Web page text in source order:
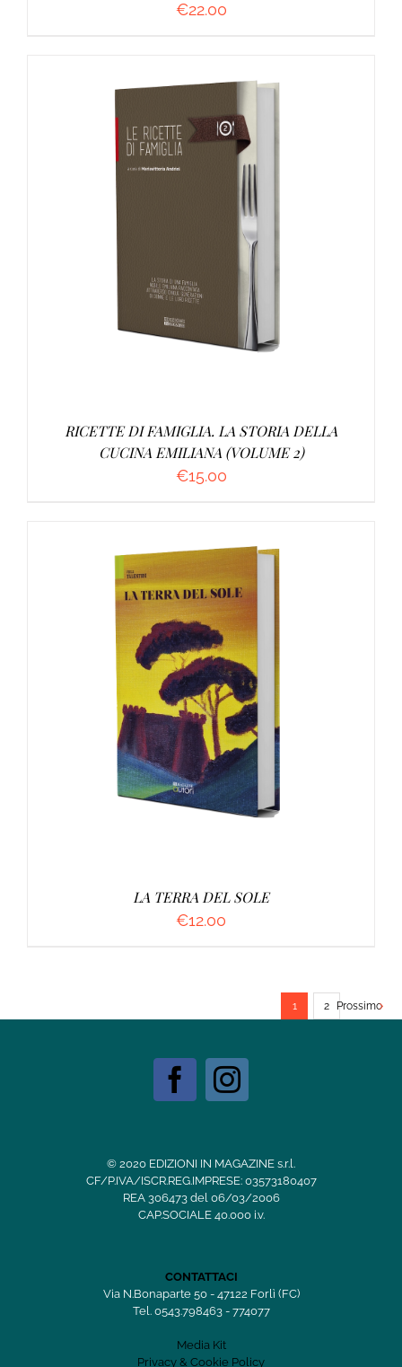
€22.00
/
RICETTE DI FAMIGLIA. LA STORIA DELLA
CUCINA EMILIANA (VOLUME 2)
€15.00
AGGIUNGI AL CARRELLO /
LA TERRA DEL SOLE
€12.00
1 2 Prossimo
© 2020 EDIZIONI IN MAGAZINE s.r.l.
CF/P.IVA/ISCR.REG.IMPRESE: 03573180407
REA 306473 del 06/03/2006
CAP.SOCIALE 40.000 i.v.
CONTATTACI
Via N.Bonaparte 50 - 47122 Forlì (FC)
Tel. 0543.798463 - 774077
Media Kit
Privacy & Cookie Policy